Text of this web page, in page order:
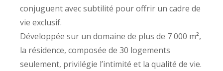
conjuguent avec subtilité pour offrir un cadre de
vie exclusif.
Développée sur un domaine de plus de 7 000 m²,
la résidence, composée de 30 logements
seulement, privilégie l’intimité et la qualité de vie.